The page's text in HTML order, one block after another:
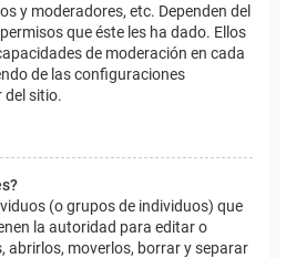
y moderadores, etc. Dependen del
que éste les ha dado. Ellos
de moderación en cada
de las configuraciones
del sitio.
(o grupos de individuos) que
la autoridad para editar o
abrirlos, moverlos, borrar y separar